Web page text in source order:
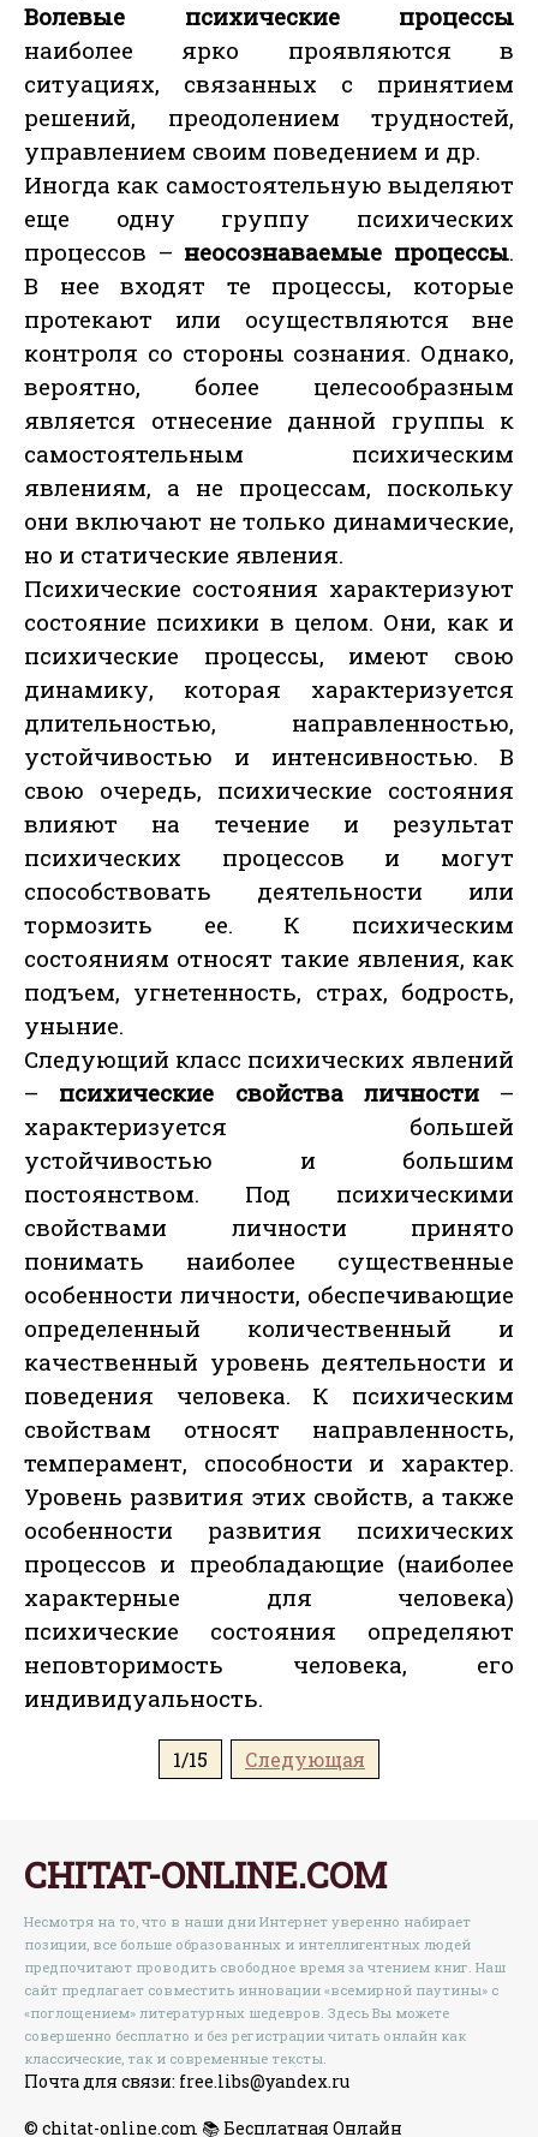
Волевые психические процессы
наиболее ярко проявляются в
ситуациях, связанных с принятием
решений, преодолением трудностей,
управлением своим поведением и др.
Иногда как самостоятельную выделяют
еще одну группу психических
процессов – неосознаваемые процессы.
В нее входят те процессы, которые
протекают или осуществляются вне
контроля со стороны сознания. Однако,
вероятно, более целесообразным
является отнесение данной группы к
самостоятельным психическим
явлениям, а не процессам, поскольку
они включают не только динамические,
но и статические явления.
Психические состояния характеризуют
состояние психики в целом. Они, как и
психические процессы, имеют свою
динамику, которая характеризуется
длительностью, направленностью,
устойчивостью и интенсивностью. В
свою очередь, психические состояния
влияют на течение и результат
психических процессов и могут
способствовать деятельности или
тормозить ее. К психическим
состояниям относят такие явления, как
подъем, угнетенность, страх, бодрость,
уныние.
Следующий класс психических явлений
– психические свойства личности–
характеризуется большей
устойчивостью и большим
постоянством. Под психическими
свойствами личности принято
понимать наиболее существенные
особенности личности, обеспечивающие
определенный количественный и
качественный уровень деятельности и
поведения человека. К психическим
свойствам относят направленность,
темперамент, способности и характер.
Уровень развития этих свойств, а также
особенности развития психических
процессов и преобладающие (наиболее
характерные для человека)
психические состояния определяют
неповторимость человека, его
индивидуальность.
1/15 Следующая
CHITAT-ONLINE.COM
Несмотря на то, что в наши дни Интернет уверенно набирает
позиции, все больше образованных и интеллигентных людей
предпочитают проводить свободное время за чтением книг. Наш
сайт предлагает совместить инновации «всемирной паутины» с
«поглощением» литературных шедевров. Здесь Вы можете
совершенно бесплатно и без регистрации читать онлайн как
классические, так и современные тексты.
Почта для связи: free.libs@yandex.ru
© chitat-online.com 📚 Бесплатная Онлайн